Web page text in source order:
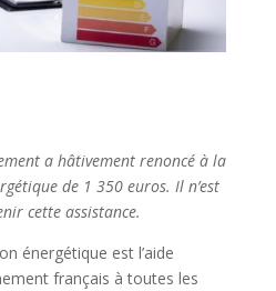
a hâtivement renoncé à la
de 1 350 euros. Il n’est
cette assistance.
énergétique est l’aide
français à toutes les